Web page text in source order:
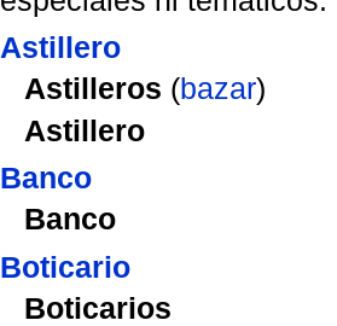
Astillero
Astilleros (bazar)
Astillero
Banco
Banco
Boticario
Boticarios